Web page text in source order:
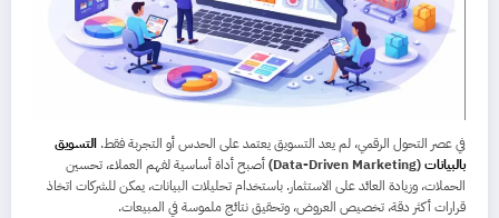
في عصر التحول الرقمي، لم يعد التسويق يعتمد على الحدس أو التجربة فقط. التسويق
بالبيانات(Data-Driven Marketing)
أصبح أداة أساسية لفهم العملاء، تحسين
الحملات، وزيادة العائد على الاستثمار. باستخدام تحليلات البيانات، يمكن للشركات اتخاذ
قرارات أكثر دقة، تخصيص العروض، وتحقيق نتائج ملموسة في المبيعات.